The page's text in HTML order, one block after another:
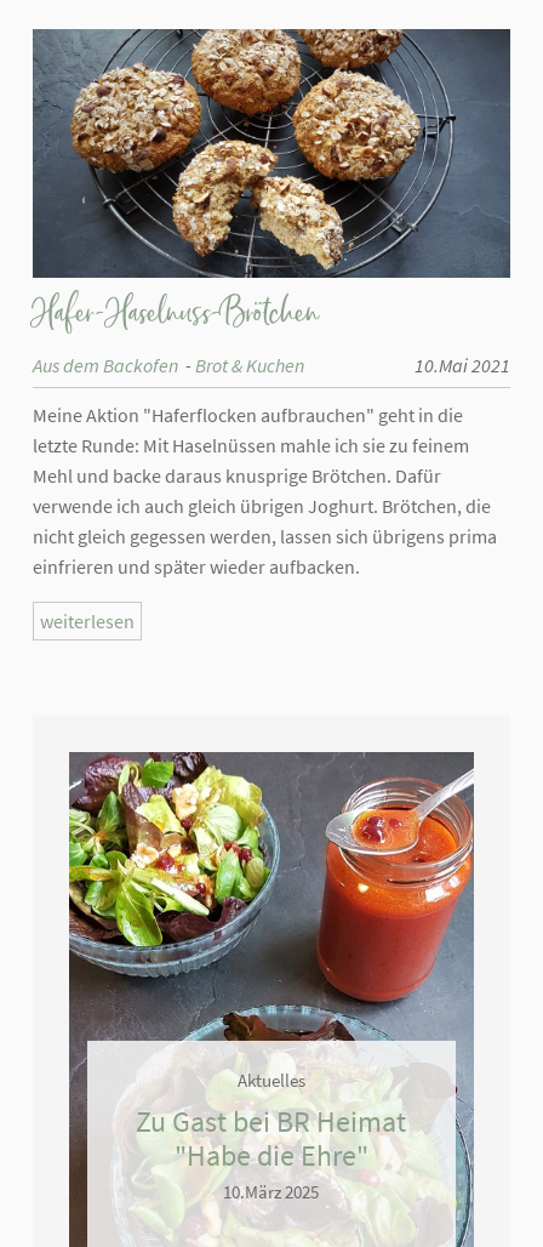
Hafer-Haselnuss-Brötchen
Aus dem Backofen Brot & Kuchen 10.Mai 2021
Meine Aktion "Haferflocken aufbrauchen" geht in die
letzte Runde: Mit Haselnüssen mahle ich sie zu feinem
Mehl und backe daraus knusprige Brötchen. Dafür
verwende ich auch gleich übrigen Joghurt. Brötchen, die
nicht gleich gegessen werden, lassen sich übrigens prima
einfrieren und später wieder aufbacken.
weiterlesen
Aktuelles
Zu Gast bei BR Heimat
"Habe die Ehre"
10.März 2025